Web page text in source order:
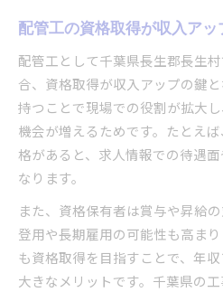
配管工の資格取得が収入ア
配管工として千葉県長生郡長生
合、資格取得が収入アップの鍵
持つことで現場での役割が拡大
機会が増えるためです。たとえ
格があると、求人情報での待遇
なります。
また、資格保有者は賞与や昇給
登用や長期雇用の可能性も高ま
も資格取得を目指すことで、年
大きなメリットです。千葉県の